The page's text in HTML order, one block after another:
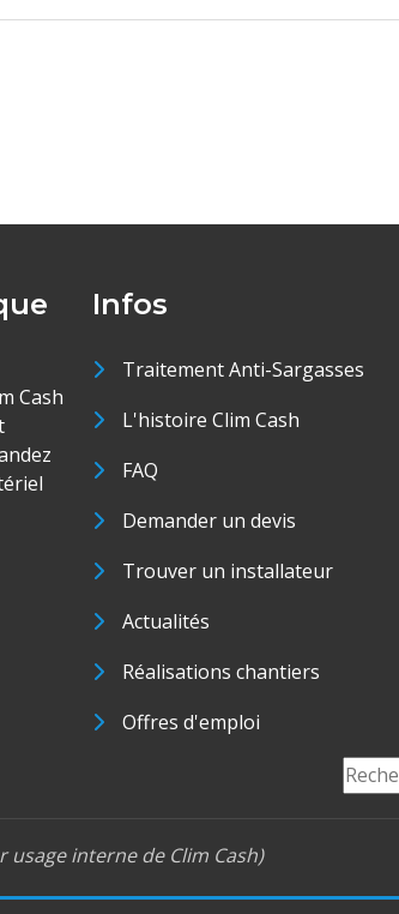
Cash
Infos
Traitement Anti-Sargasses
L'histoire Clim Cash
FAQ
Demander un devis
Trouver un installateur
Actualités
Réalisations chantiers
Offres d'emploi
usage interne de Clim Cash)